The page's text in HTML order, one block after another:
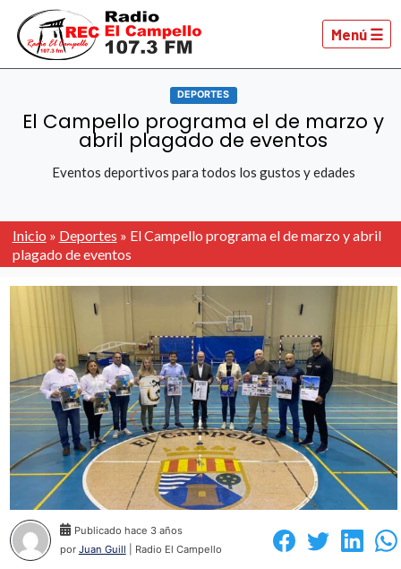
Menú ☰
DEPORTES
El Campello programa el de marzo y
abril plagado de eventos
Eventos deportivos para todos los gustos y edades
Inicio » Deportes » El Campello programa el de marzo y abril
plagado de eventos
Publicado hace 3 años
por Juan Guill | Radio El Campello